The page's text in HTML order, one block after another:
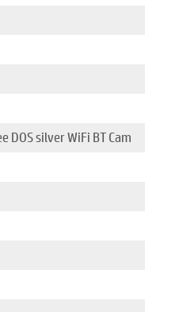
DOS silver WiFi BT Cam